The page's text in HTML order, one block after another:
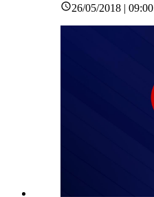
26/05/2018 | 09:00